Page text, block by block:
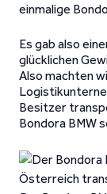
einmalige
Es gab also
glücklichen
Also machten
Besitzer
Bondora BMW